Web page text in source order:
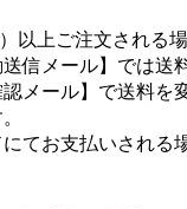
以上ご注文される
信メール】では送
メール】で送料を
てお支払いされる